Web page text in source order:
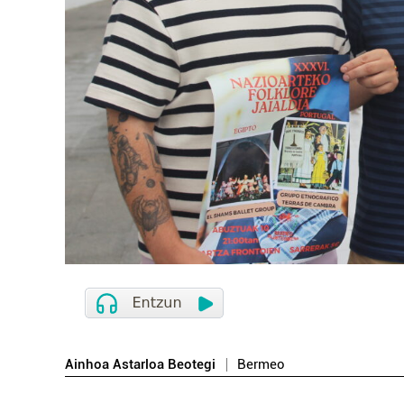
Ainhoa Astarloa Beotegi Bermeo